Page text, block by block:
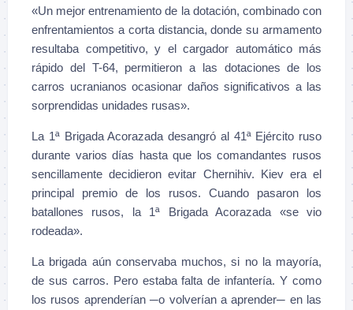
«Un mejor entrenamiento de la dotación, combinado con
enfrentamientos a corta distancia, donde su armamento
resultaba competitivo, y el cargador automático más
rápido del T-64, permitieron a las dotaciones de los
carros ucranianos ocasionar daños significativos a las
sorprendidas unidades rusas».
La 1ª Brigada Acorazada desangró al 41ª Ejército ruso
durante varios días hasta que los comandantes rusos
sencillamente decidieron evitar Chernihiv. Kiev era el
principal premio de los rusos. Cuando pasaron los
batallones rusos, la 1ª Brigada Acorazada «se vio
rodeada».
La brigada aún conservaba muchos, si no la mayoría,
de sus carros. Pero estaba falta de infantería. Y como
los rusos aprenderían ─o volverían a aprender─ en las